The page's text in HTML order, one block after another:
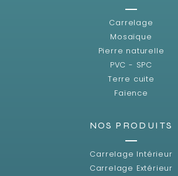
Carrelage
Mosaïque
Pierre naturelle
PVC - SPC
Terre cuite
Faïence
NOS PRODUITS
Carrelage Intérieur
Carrelage Extérieur